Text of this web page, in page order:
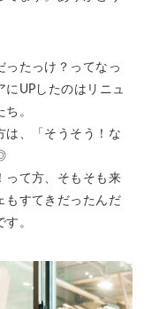
ったっけ？ってなっ
にUPしたのはリニュ
。
は、「そうそう！な
って方、そもそも来
もすてきだったんだ
。